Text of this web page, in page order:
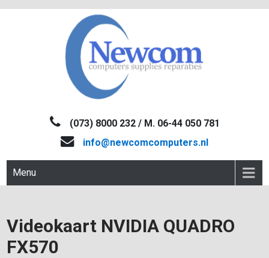
NEWCOM(073) 8000 232 / M. 06-44 050 781
info@newcomcomputers.nl
Menu
Videokaart NVIDIA QUADRO
FX570